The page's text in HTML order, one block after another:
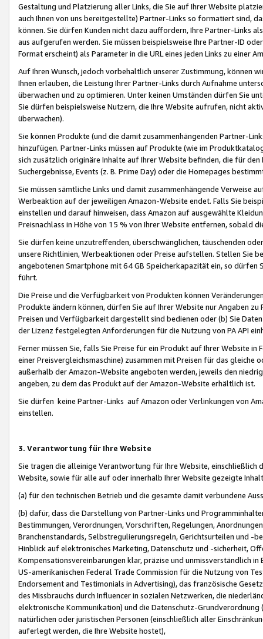
Gestaltung und Platzierung aller Links, die Sie auf Ihrer Website
auch Ihnen von uns bereitgestellte) Partner-Links so formatiert sind,
können. Sie dürfen Kunden nicht dazu auffordern, Ihre Partner-Links
aus aufgerufen werden. Sie müssen beispielsweise Ihre Partner-ID
Format erscheint) als Parameter in die URL eines jeden Links zu einer
Auf Ihren Wunsch, jedoch vorbehaltlich unserer Zustimmung, können
Ihnen erlauben, die Leistung Ihrer Partner-Links durch Aufnahme
überwachen und zu optimieren. Unter keinen Umständen dürfen Sie
Sie dürfen beispielsweise Nutzern, die Ihre Website aufrufen, nicht
überwachen).
Sie können Produkte (und die damit zusammenhängenden Partner-
hinzufügen. Partner-Links müssen auf Produkte (wie im
sich zusätzlich originäre Inhalte auf Ihrer Website befinden, die für
Suchergebnisse, Events (z. B. Prime Day) oder die Homepages
Sie müssen sämtliche Links und damit zusammenhängende
Werbeaktion auf der jeweiligen Amazon-Website endet. Falls Sie
einstellen und darauf hinweisen, dass Amazon auf ausgewählte
Preisnachlass in Höhe von 15 % von Ihrer Website entfernen, sobald
Sie dürfen keine unzutreffenden, überschwänglichen, täuschenden
unsere Richtlinien, Werbeaktionen oder Preise aufstellen. Stellen Sie
angebotenen Smartphone mit 64 GB Speicherkapazität ein, so dürfen
führt.
Die Preise und die Verfügbarkeit von Produkten können
Produkte ändern können, dürfen Sie auf Ihrer Website nur Angaben
Preisen und Verfügbarkeit dargestellt sind bedienen oder (b) Sie
der Lizenz festgelegten Anforderungen für die Nutzung von PA API
Ferner müssen Sie, falls Sie Preise für ein Produkt auf Ihrer Website
einer Preisvergleichsmaschine) zusammen mit Preisen für das
außerhalb der Amazon-Website angeboten werden, jeweils den
angeben, zu dem das Produkt auf der Amazon-Website erhältlich ist.
Sie dürfen keine Partner-Links auf Amazon oder Verlinkungen von
einstellen.
3. Verantwortung für Ihre Website
Sie tragen die alleinige Verantwortung für Ihre Website,
Website, sowie für alle auf oder innerhalb Ihrer Website gezeigte
(a) für den technischen Betrieb und die gesamte damit verbundene
(b) dafür, dass die Darstellung von Partner-Links und
Bestimmungen, Verordnungen, Vorschriften, Regelungen,
Branchenstandards, Selbstregulierungsregeln, Gerichtsurteilen und -
Hinblick auf elektronisches Marketing, Datenschutz und -sicherheit,
Kompensationsvereinbarungen klar, präzise und unmissverständlich
US-amerikanischen Federal Trade Commission für die Nutzung von
Endorsement and Testimonials in Advertising), das französische
des Missbrauchs durch Influencer in sozialen Netzwerken, die
elektronische Kommunikation) und die Datenschutz-
natürlichen oder juristischen Personen (einschließlich aller
auferlegt werden, die Ihre Website hostet),